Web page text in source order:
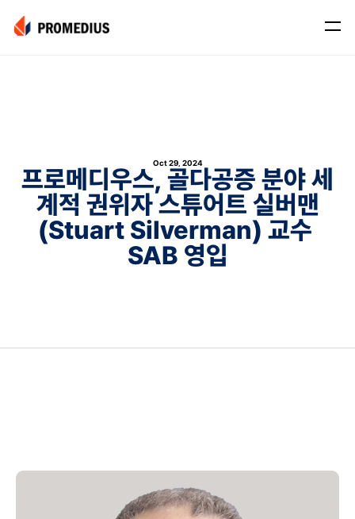
Oct 29, 2024
프로메디우스, 골다공증 분야 세
계적 권위자 스튜어트 실버맨
(Stuart Silverman) 교수
SAB 영입
Journey
Product
Osteo
PROS® CXR: OSTEO
Careers